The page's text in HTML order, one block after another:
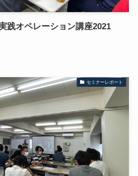
践オペレーション講座2021
セミナーレポート